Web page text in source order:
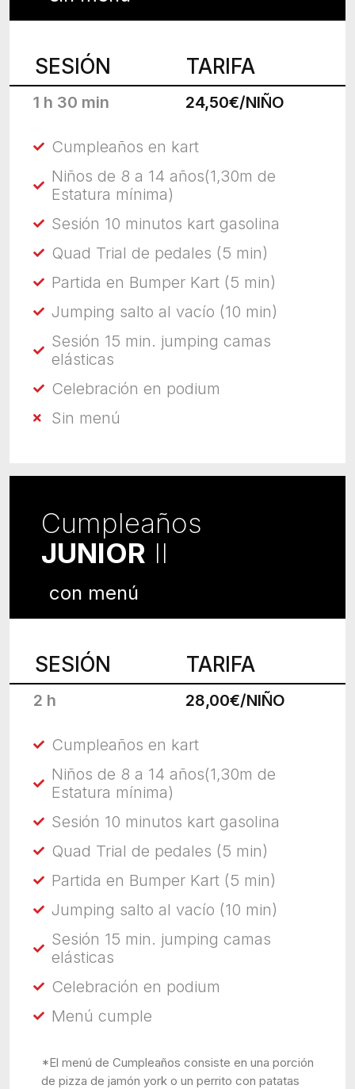
SESIÓN TARIFA
1 h 30 min 24,50€/NIÑO
Cumpleaños en kart
Niños de 8 a 14 años(1,30m de
Estatura mínima)
Sesión 10 minutos kart gasolina
Quad Trial de pedales (5 min)
Partida en Bumper Kart (5 min)
Jumping salto al vacío (10 min)
Sesión 15 min. jumping camas
elásticas
Celebración en podium
Sin menú
Cumpleaños
JUNIOR II
con menú
SESIÓN TARIFA
2 h 28,00€/NIÑO
Cumpleaños en kart
Niños de 8 a 14 años(1,30m de
Estatura mínima)
Sesión 10 minutos kart gasolina
Quad Trial de pedales (5 min)
Partida en Bumper Kart (5 min)
Jumping salto al vacío (10 min)
Sesión 15 min. jumping camas
elásticas
Celebración en podium
Menú cumple
*El menú de Cumpleaños consiste en una porción
de pizza de jamón york o un perrito con patatas